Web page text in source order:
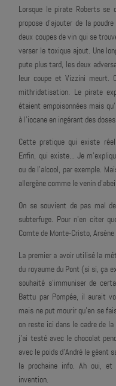
Lorsque le pirate Roberts
propose d'ajouter de la
deux coupes de vin qui se
verser le toxique ajout. Une
pute plus tard, les deux
leur coupe et Vizzini meurt.
mithridatisation. Le pirate
étaient empoisonnées mais
à l'iocane en ingérant des
Cette pratique qui existe
Enfin, qui existe... Je
ou de l'alcool, par exemple.
allergène comme le venin
On se souvient de pas mal
subterfuge. Pour n'en citer
Comte de Monte-Cristo,
La premier a avoir utilisé la
du royaume du Pont (si si, ça
souhaité s'immuniser de
Battu par Pompée, il aurait
mais ne put mourir qu’en se
on reste ici dans le cadre de
j'ai testé avec le chocolat
avec le poids d'André le géant
la prochaine info. Ah oui,
invention.